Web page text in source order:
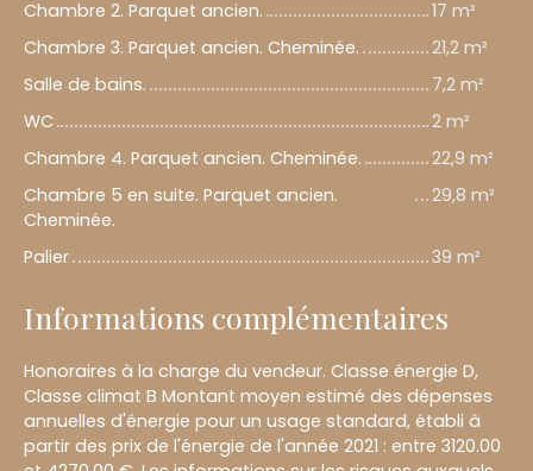
Chambre 2. Parquet ancien.
17 m²
Chambre 3. Parquet ancien. Cheminée.
21,2 m²
Salle de bains.
7,2 m²
WC
2 m²
Chambre 4. Parquet ancien. Cheminée.
22,9 m²
Chambre 5 en suite. Parquet ancien.
Cheminée.
29,8 m²
Palier 39 m²
Informations complémentaires
Honoraires à la charge du vendeur. Classe énergie D,
Classe climat B Montant moyen estimé des dépenses
annuelles d'énergie pour un usage standard, établi à
partir des prix de l'énergie de l'année 2021 : entre 3120.00